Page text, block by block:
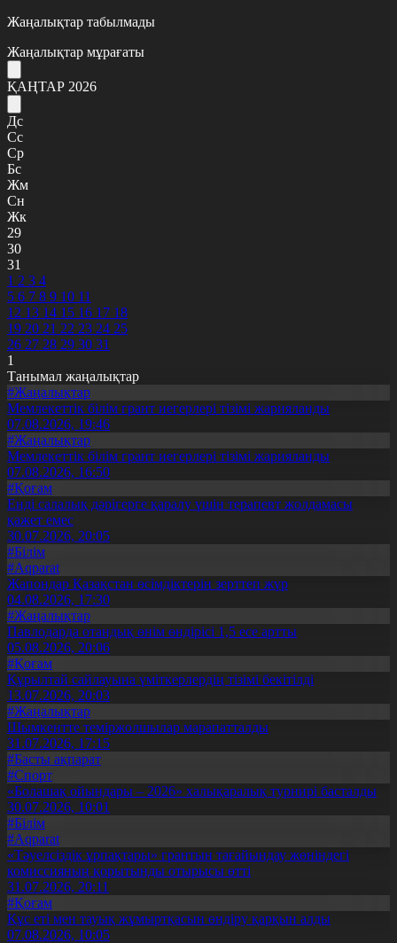
Жаңалықтар табылмады
Жаңалықтар мұрағаты
ҚАҢТАР 2026
Дс
Сс
Ср
Бс
Жм
Сн
Жк
29
30
31
1 2 3 4
5 6 7 8 9 10 11
12 13 14 15 16 17 18
19 20 21 22 23 24 25
26 27 28 29 30 31
1
Танымал жаңалықтар
#Жаңалықтар
Мемлекеттік білім грант иегерлері тізімі жарияланды
07.08.2026, 19:46
#Жаңалықтар
Мемлекеттік білім грант иегерлері тізімі жарияланды
07.08.2026, 16:50
#Қоғам
Енді салалық дәрігерге қаралу үшін терапевт жолдамасы
қажет емес
30.07.2026, 20:05
#Білім
#Aqparat
Жапондар Қазақстан өсімдіктерін зерттеп жүр
04.08.2026, 17:30
#Жаңалықтар
Павлодарда отандық өнім өндірісі 1,5 есе артты
05.08.2026, 20:06
#Қоғам
Құрылтай сайлауына үміткерлердің тізімі бекітілді
13.07.2026, 20:03
#Жаңалықтар
Шымкентте теміржолшылар марапатталды
31.07.2026, 17:15
#Басты ақпарат
#Спорт
«Болашақ ойындары – 2026» халықаралық турнирі басталды
30.07.2026, 10:01
#Білім
#Aqparat
«Тәуелсіздік ұрпақтары» грантын тағайындау жөніндегі
комиссияның қорытынды отырысы өтті
31.07.2026, 20:11
#Қоғам
Құс еті мен тауық жұмыртқасын өндіру қарқын алды
07.08.2026, 10:05